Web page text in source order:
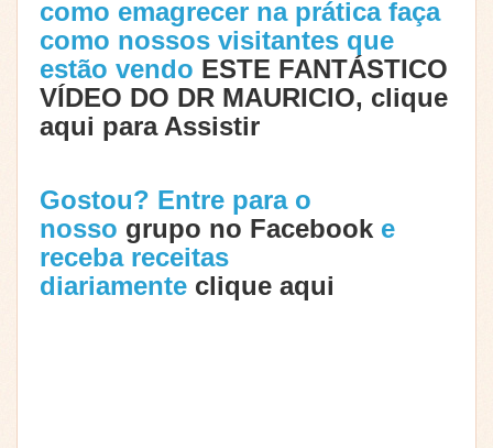
como emagrecer na prática faça
como nossos visitantes que
estão vendo ESTE FANTÁSTICO
VÍDEO DO DR MAURICIO, clique
aqui para Assistir
Gostou? Entre para o
nosso grupo no Facebook e
receba receitas
diariamente clique aqui